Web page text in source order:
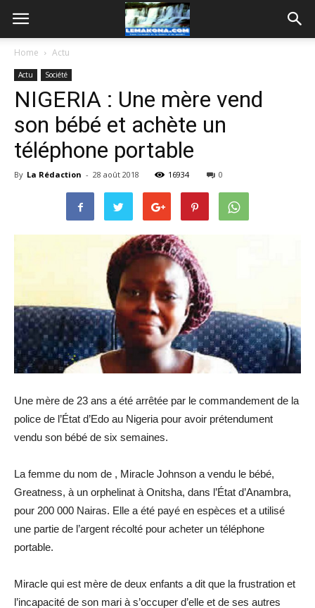
Home Actu
Actu Société
NIGERIA : Une mère vend
son bébé et achète un
téléphone portable
By La Rédaction - 28 août 2018 16934 0
Une mère de 23 ans a été arrêtée par le commandement de la
police de l’État d’Edo au Nigeria pour avoir prétendument
vendu son bébé de six semaines.
La femme du nom de , Miracle Johnson a vendu le bébé,
Greatness, à un orphelinat à Onitsha, dans l’État d’Anambra,
pour 200 000 Nairas. Elle a été payé en espèces et a utilisé
une partie de l’argent récolté pour acheter un téléphone
portable.
Miracle qui est mère de deux enfants a dit que la frustration et
l’incapacité de son mari à s’occuper d’elle et de ses autres